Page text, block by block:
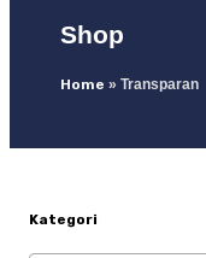
Shop
Home » Transparan
Kategori